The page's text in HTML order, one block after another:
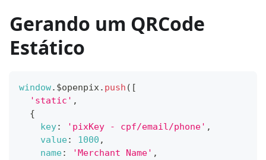
Gerando um QRCode
Estático
window. $openpix. push ( [
'static' ,
{
key: 'pixKey - cpf/email/phone' ,
value: 1000 ,
name: 'Merchant Name' ,